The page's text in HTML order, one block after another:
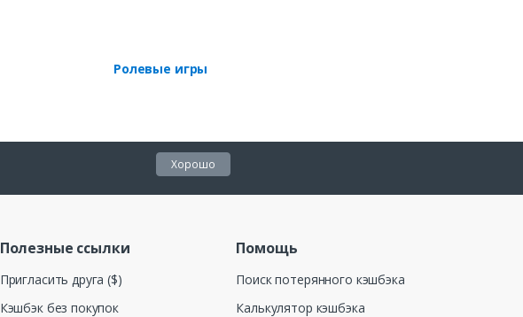
Ролевые игры
Хорошо
Полезные ссылки
Пригласить друга ($)
Кэшбэк без покупок
Помощь
Поиск потерянного кэшбэка
Калькулятор кэшбэка